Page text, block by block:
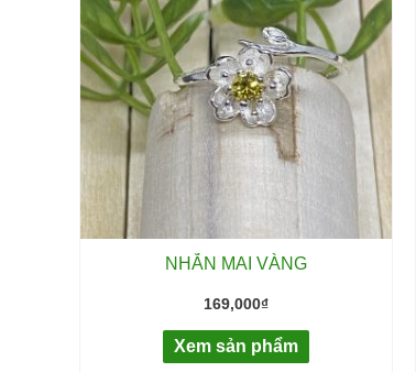
NHẪN MAI VÀNG
169,000₫
Xem sản phẩm